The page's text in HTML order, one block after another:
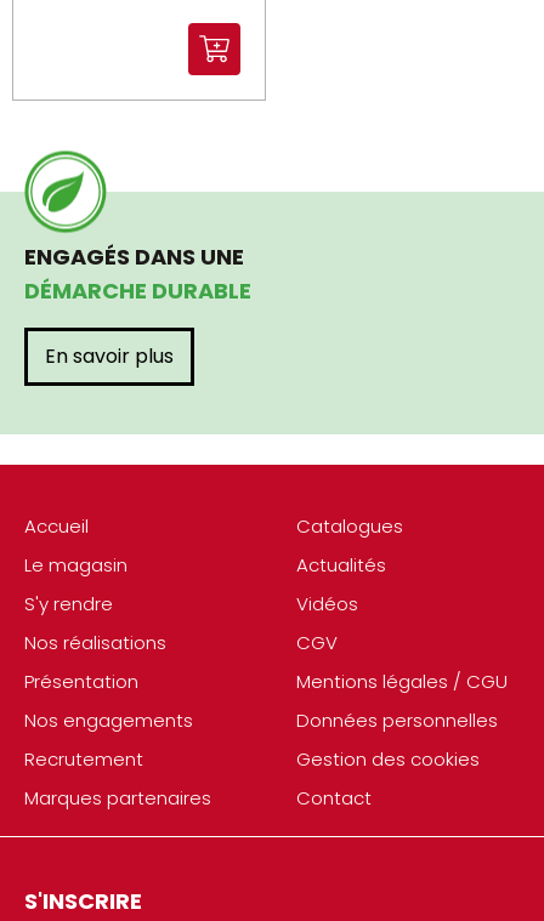
Accueil
Le magasin
S'y rendre
Nos réalisations
Présentation
Nos engagements
Recrutement
Marques partenaires
Catalogues
Actualités
Vidéos
CGV
Mentions légales / CGU
Données personnelles
Gestion des cookies
Contact
S'INSCRIRE
ENGAGÉS DANS UNE
DÉMARCHE DURABLE
En savoir plus